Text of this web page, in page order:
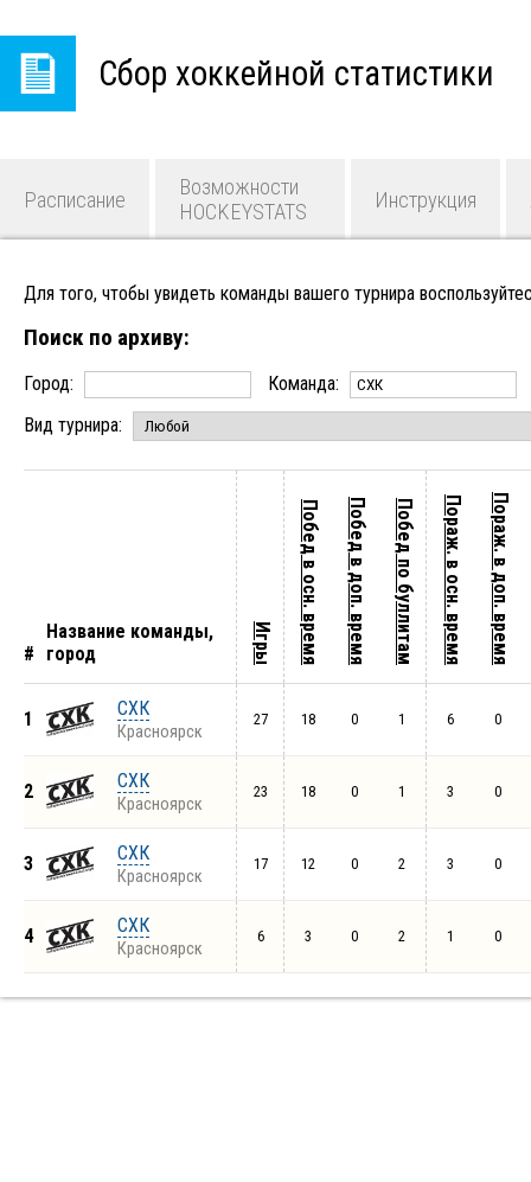
Сбор хоккейной статистики
Расписание
Возможности
HOCKEYSTATS
Инструкция
Для того, чтобы увидеть команды вашего турнира
Поиск по архиву:
Город:
Команда:
Вид турнира:
#
Название команды,
город
Игры Побед в осн. времяПобед в доп. времяПобед по буллитамПораж. в осн. времяПораж. в доп. время
1 СХК
Красноярск
27 18 0 1 6 0
2 СХК
Красноярск
23 18 0 1 3 0
3 СХК
Красноярск
17 12 0 2 3 0
4 СХК
Красноярск
6 3 0 2 1 0